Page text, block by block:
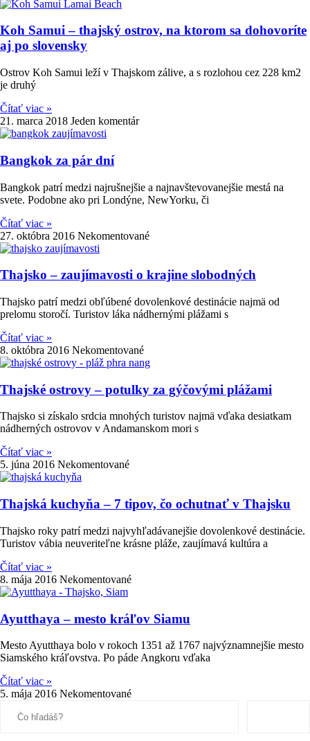
Koh Samui – thajský ostrov, na ktorom sa dohovoríte
aj po slovensky
Ostrov Koh Samui leží v Thajskom zálive, a s rozlohou cez 228 km2
je druhý
Čítať viac »
21. marca 2018 Jeden komentár
Bangkok za pár dní
Bangkok patrí medzi najrušnejšie a najnavštevovanejšie mestá na
svete. Podobne ako pri Londýne, NewYorku, či
Čítať viac »
27. októbra 2016 Nekomentované
Thajsko – zaujímavosti o krajine slobodných
Thajsko patrí medzi obľúbené dovolenkové destinácie najmä od
prelomu storočí. Turistov láka nádhernými plážami s
Čítať viac »
8. októbra 2016 Nekomentované
Thajské ostrovy – potulky za gýčovými plážami
Thajsko si získalo srdcia mnohých turistov najmä vďaka desiatkam
nádherných ostrovov v Andamanskom mori s
Čítať viac »
5. júna 2016 Nekomentované
Thajská kuchyňa – 7 tipov, čo ochutnať v Thajsku
Thajsko roky patrí medzi najvyhľadávanejšie dovolenkové destinácie.
Turistov vábia neuveriteľne krásne pláže, zaujímavá kultúra a
Čítať viac »
8. mája 2016 Nekomentované
Ayutthaya – mesto kráľov Siamu
Mesto Ayutthaya bolo v rokoch 1351 až 1767 najvýznamnejšie mesto
Siamského kráľovstva. Po páde Angkoru vďaka
Čítať viac »
5. mája 2016 Nekomentované